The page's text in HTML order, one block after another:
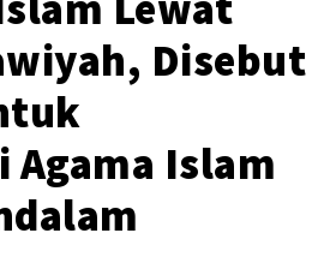
Disebut
Agama Islam